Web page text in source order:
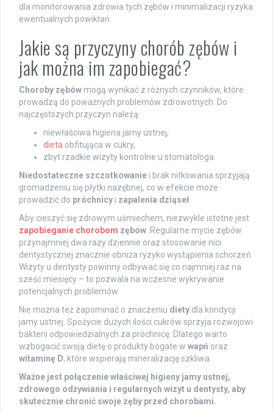
dla monitorowania zdrowia tych zębów i minimalizacji ryzyka
ewentualnych powikłań.
Jakie są przyczyny chorób zębów i
jak można im zapobiegać?
Choroby zębów mogą wynikać z różnych czynników, które
prowadzą do poważnych problemów zdrowotnych. Do
najczęstszych przyczyn należą:
niewłaściwa higiena jamy ustnej,
dieta obfitująca w cukry,
zbyt rzadkie wizyty kontrolne u stomatologa.
Niedostateczne szczotkowanie i brak nitkowania sprzyjają
gromadzeniu się płytki nazębnej, co w efekcie może
prowadzić do próchnicy i zapalenia dziąseł
Aby cieszyć się zdrowym uśmiechem, niezwykle istotne jest
zapobieganie chorobom zębów . Regularne mycie zębów
przynajmniej dwa razy dziennie oraz stosowanie nici
dentystycznej znacznie obniża ryzyko wystąpienia schorzeń.
Wizyty u dentysty powinny odbywać się co najmniej raz na
sześć miesięcy – to pozwala na wczesne wykrywanie
potencjalnych problemów.
Nie można też zapominać o znaczeniu diety dla kondycji
jamy ustnej. Spożycie dużych ilości cukrów sprzyja rozwojowi
bakterii odpowiedzialnych za próchnicę. Dlatego warto
wzbogacić swoją dietę o produkty bogate w wapń oraz
witaminę D, które wspierają mineralizację szkliwa.
Ważne jest połączenie właściwej higieny jamy ustnej,
zdrowego odżywiania i regularnych wizyt u dentysty, aby
skutecznie chronić swoje zęby przed chorobami.